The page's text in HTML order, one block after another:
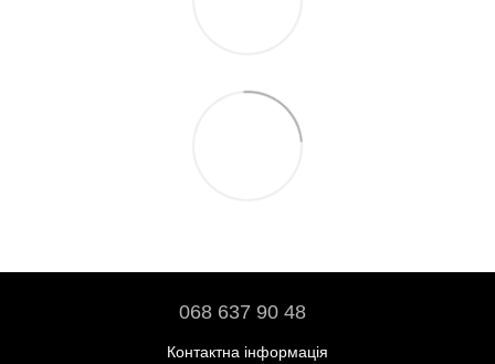
068 637 90 48
Контактна інформація